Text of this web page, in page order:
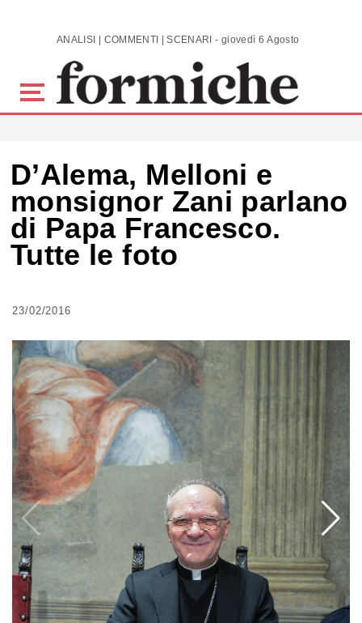
Skip to main content ANALISI | COMMENTI | SCENARI - giovedì 6 Agosto 2026
D’Alema, Melloni e
monsignor Zani parlano
di Papa Francesco.
Tutte le foto
23/02/2016